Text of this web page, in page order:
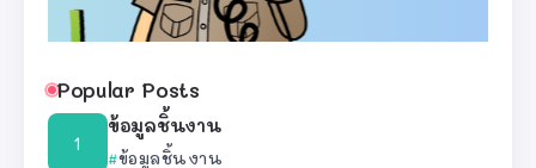
Popular Posts
ข้อมูลชิ้นงาน
ข้อมูลชิ้นงาน